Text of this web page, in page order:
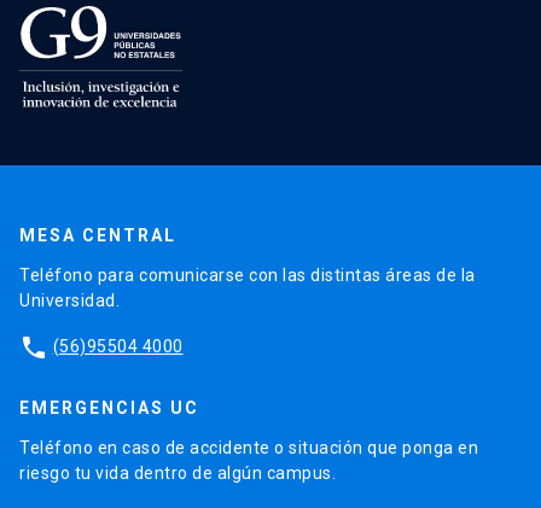
MESA CENTRAL
Teléfono para comunicarse con las distintas áreas de la
Universidad.
phone (56)95504 4000
EMERGENCIAS UC
Teléfono en caso de accidente o situación que ponga en
riesgo tu vida dentro de algún campus.